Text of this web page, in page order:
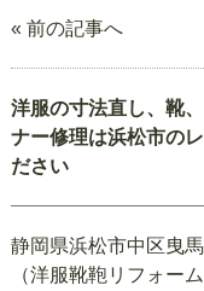
« 前の記事へ
洋服の寸法直し、靴
ナー修理は浜松市の
ださい
静岡県浜松市中区曳
（洋服靴鞄リフォー